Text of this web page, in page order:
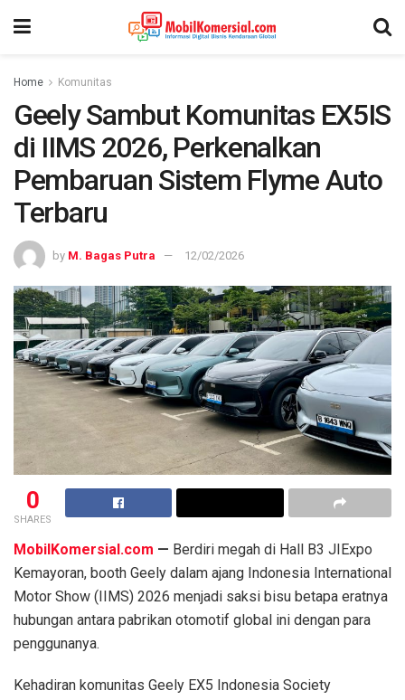
Home Komunitas
Geely Sambut Komunitas EX5IS
di IIMS 2026, Perkenalkan
Pembaruan Sistem Flyme Auto
Terbaru
by M. Bagas Putra 12/02/2026
0
SHARES
MobilKomersial.com — Berdiri megah di Hall B3 JIExpo
Kemayoran, booth Geely dalam ajang Indonesia International
Motor Show (IIMS) 2026 menjadi saksi bisu betapa eratnya
hubungan antara pabrikan otomotif global ini dengan para
penggunanya.
Kehadiran komunitas Geely EX5 Indonesia Society